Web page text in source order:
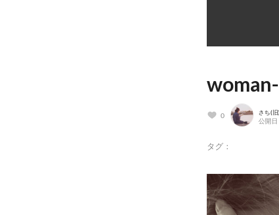
0 さち(旧)
公開日
タグ：